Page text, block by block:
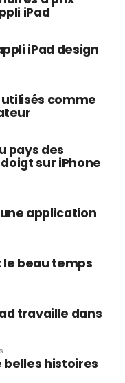
iPad
iPad design
utilisés comme
pays des
sur iPhone
application
le beau temps
travaille dans
belles histoires